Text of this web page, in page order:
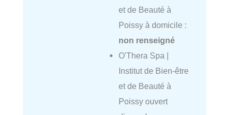
et de Beauté à
Poissy à domicile :
non renseigné
O'Thera Spa |
Institut de Bien-être
et de Beauté à
Poissy ouvert